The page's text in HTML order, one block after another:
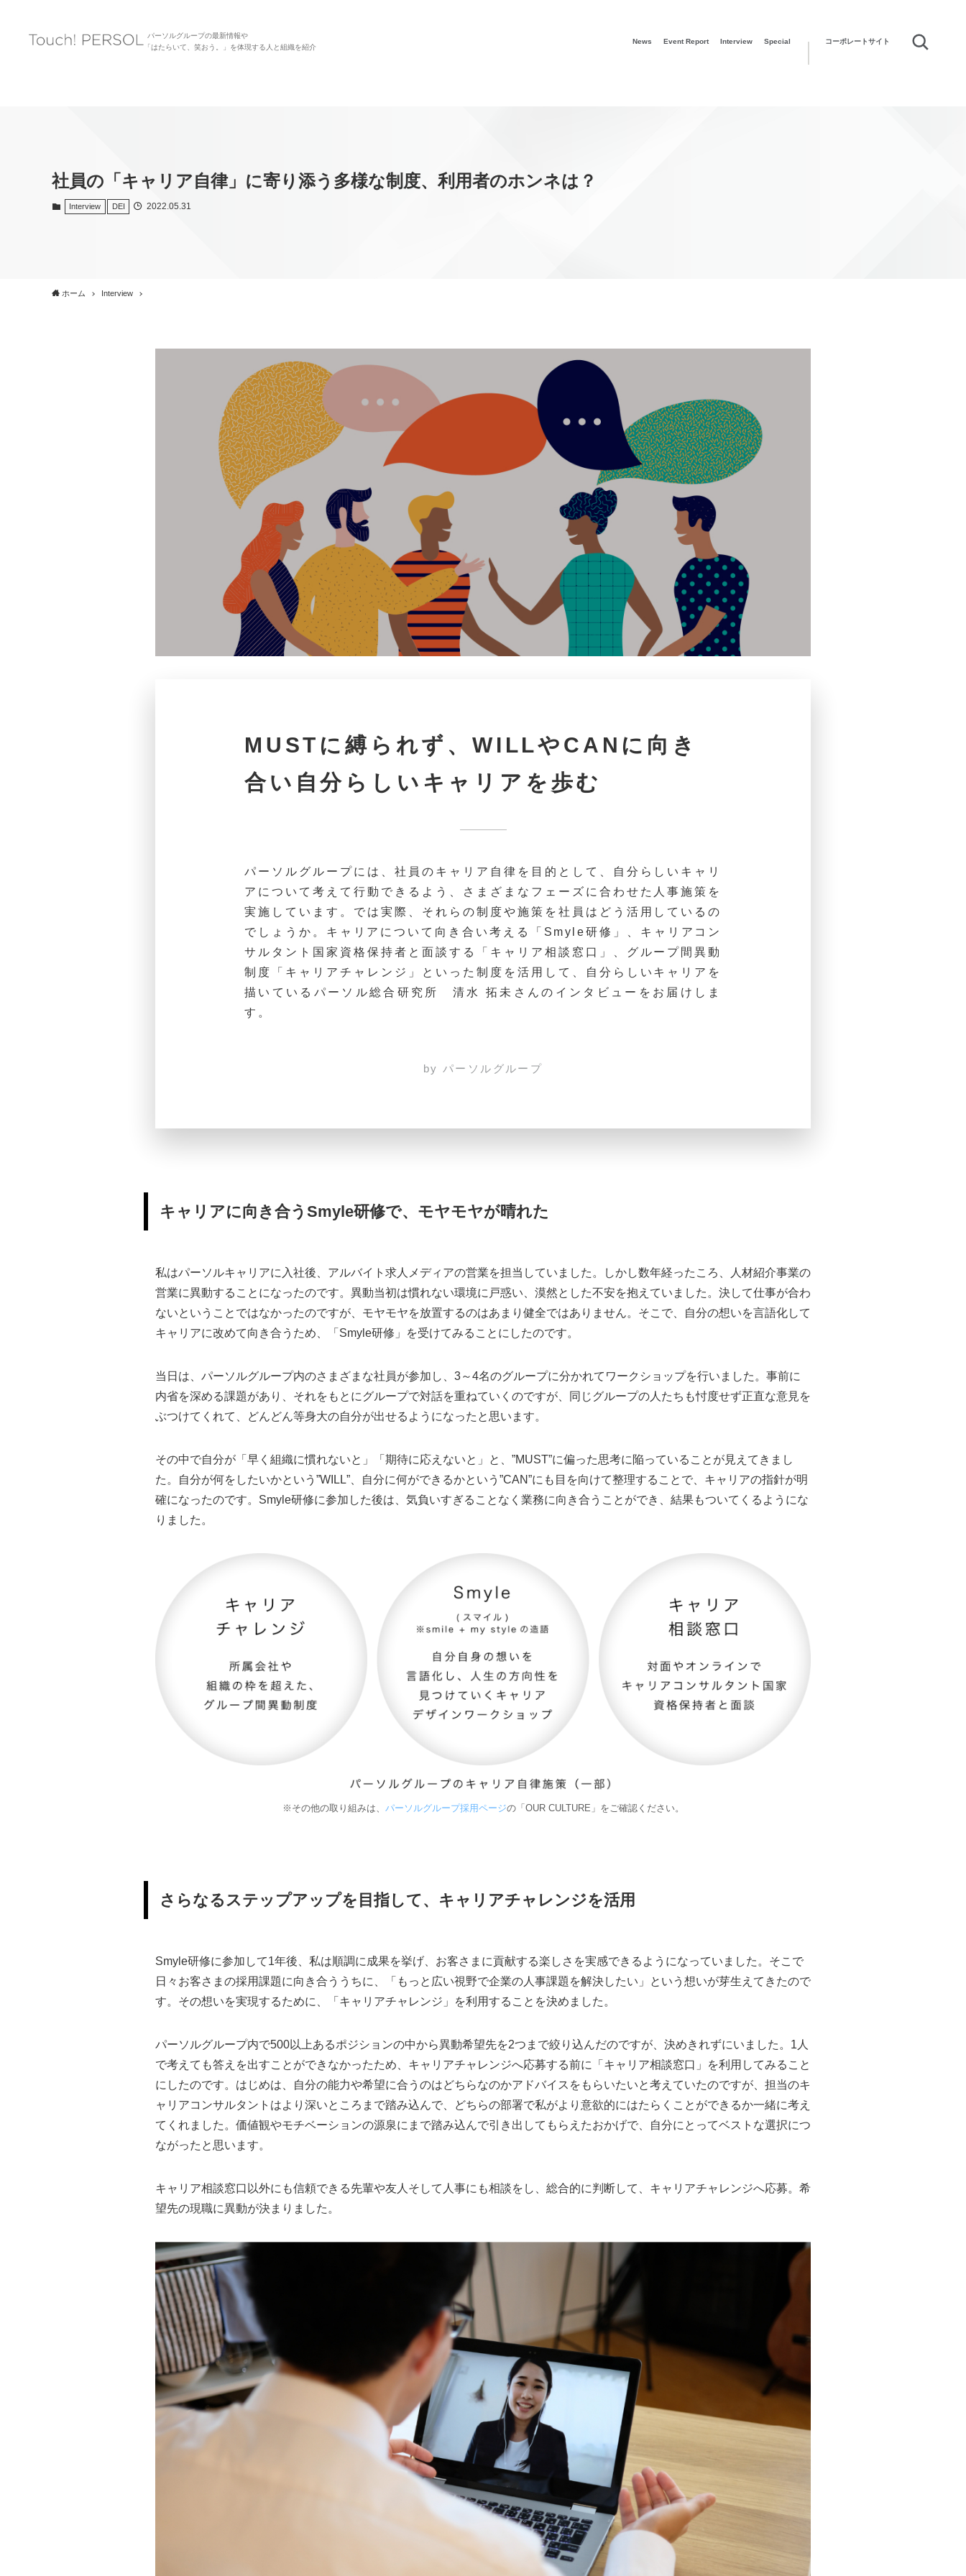
パーソルグループの最新情報や
「はたらいて、笑おう。」を体現する人と組織を紹介
News Event Report Interview Special コーポレートサイト
社員の「キャリア自律」に寄り添う多様な制度、利用者のホンネは？
Interview DEI 2022.05.31
ホーム Interview
MUSTに縛られず、WILLやCANに向き
合い自分らしいキャリアを歩む
パーソルグループには、社員のキャリア自律を目的として、自分らしいキャリ
アについて考えて行動できるよう、さまざまなフェーズに合わせた人事施策を
実施しています。では実際、それらの制度や施策を社員はどう活用しているの
でしょうか。キャリアについて向き合い考える「Smyle研修」、キャリアコン
サルタント国家資格保持者と面談する「キャリア相談窓口」、グループ間異動
制度「キャリアチャレンジ」といった制度を活用して、自分らしいキャリアを
描いているパーソル総合研究所 清水 拓未さんのインタビューをお届けしま
す。
by パーソルグループ
キャリアに向き合うSmyle研修で、モヤモヤが晴れた
私はパーソルキャリアに入社後、アルバイト求人メディアの営業を担当していました。しかし数年経ったころ、人材紹介事業の
営業に異動することになったのです。異動当初は慣れない環境に戸惑い、漠然とした不安を抱えていました。決して仕事が合わ
ないということではなかったのですが、モヤモヤを放置するのはあまり健全ではありません。そこで、自分の想いを言語化して
キャリアに改めて向き合うため、「Smyle研修」を受けてみることにしたのです。
当日は、パーソルグループ内のさまざまな社員が参加し、3～4名のグループに分かれてワークショップを行いました。事前に
内省を深める課題があり、それをもとにグループで対話を重ねていくのですが、同じグループの人たちも忖度せず正直な意見を
ぶつけてくれて、どんどん等身大の自分が出せるようになったと思います。
その中で自分が「早く組織に慣れないと」「期待に応えないと」と、”MUST”に偏った思考に陥っていることが見えてきまし
た。自分が何をしたいかという”WILL”、自分に何ができるかという”CAN”にも目を向けて整理することで、キャリアの指針が明
確になったのです。Smyle研修に参加した後は、気負いすぎることなく業務に向き合うことができ、結果もついてくるようにな
りました。
※その他の取り組みは、 パーソルグループ採用ページの「OUR CULTURE」をご確認ください。
さらなるステップアップを目指して、キャリアチャレンジを活用
Smyle研修に参加して1年後、私は順調に成果を挙げ、お客さまに貢献する楽しさを実感できるようになっていました。そこで
日々お客さまの採用課題に向き合ううちに、「もっと広い視野で企業の人事課題を解決したい」という想いが芽生えてきたので
す。その想いを実現するために、「キャリアチャレンジ」を利用することを決めました。
パーソルグループ内で500以上あるポジションの中から異動希望先を2つまで絞り込んだのですが、決めきれずにいました。1人
で考えても答えを出すことができなかったため、キャリアチャレンジへ応募する前に「キャリア相談窓口」を利用してみること
にしたのです。はじめは、自分の能力や希望に合うのはどちらなのかアドバイスをもらいたいと考えていたのですが、担当のキ
ャリアコンサルタントはより深いところまで踏み込んで、どちらの部署で私がより意欲的にはたらくことができるか一緒に考え
てくれました。価値観やモチベーションの源泉にまで踏み込んで引き出してもらえたおかげで、自分にとってベストな選択につ
ながったと思います。
キャリア相談窓口以外にも信頼できる先輩や友人そして人事にも相談をし、総合的に判断して、キャリアチャレンジへ応募。希
望先の現職に異動が決まりました。